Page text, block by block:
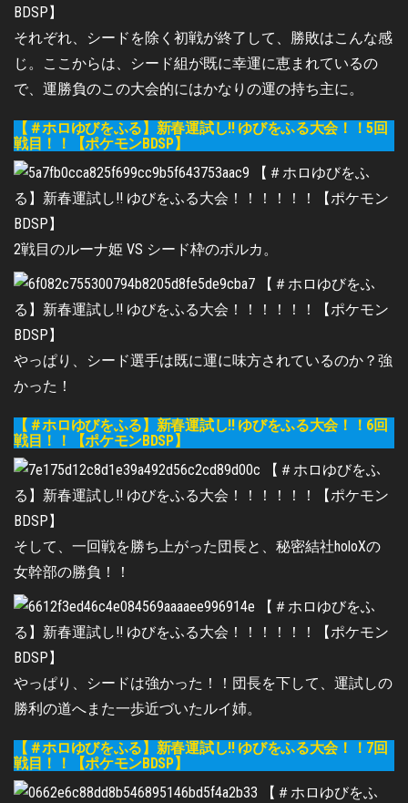
それぞれ、シードを除く初戦が終了して、勝敗はこんな感
じ。ここからは、シード組が既に幸運に恵まれているの
で、運勝負のこの大会的にはかなりの運の持ち主に。
【＃ホロゆびをふる】新春運試し!! ゆびをふる大会！！5回
戦目！！【ポケモンBDSP】
2戦目のルーナ姫 VS シード枠のポルカ。
やっぱり、シード選手は既に運に味方されているのか？強
かった！
【＃ホロゆびをふる】新春運試し!! ゆびをふる大会！！6回
戦目！！【ポケモンBDSP】
そして、一回戦を勝ち上がった団長と、秘密結社holoXの
女幹部の勝負！！
やっぱり、シードは強かった！！団長を下して、運試しの
勝利の道へまた一歩近づいたルイ姉。
【＃ホロゆびをふる】新春運試し!! ゆびをふる大会！！7回
戦目！！【ポケモンBDSP】